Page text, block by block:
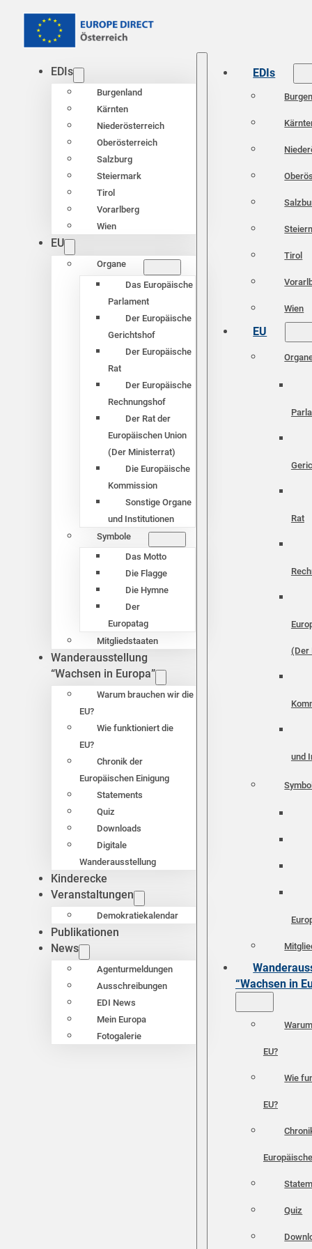
EDIs
Burgenland
Kärnten
Niederösterreich
Oberösterreich
Salzburg
Steiermark
Tirol
Vorarlberg
Wien
EU
Organe
Das Europäische
Parlament
Der Europäische
Gerichtshof
Der Europäische
Rat
Der Europäische
Rechnungshof
Der Rat der
Europäischen Union
(Der Ministerrat)
Die Europäische
Kommission
Sonstige Organe
und Institutionen
Symbole
Das Motto
Die Flagge
Die Hymne
Der
Europatag
Mitgliedstaaten
Wanderausstellung
“Wachsen in Europa”
Warum brauchen wir die
EU?
Wie funktioniert die
EU?
Chronik der
Europäischen Einigung
Statements
Quiz
Downloads
Digitale
Wanderausstellung
Kinderecke
Veranstaltungen
Demokratiekalendar
Publikationen
News
Agenturmeldungen
Ausschreibungen
EDI News
Mein Europa
Fotogalerie
EDIs
Tirol
Wien
EU
Rat
(Der
und
“Wachsen in
EU?
Wie
EU?
Quiz